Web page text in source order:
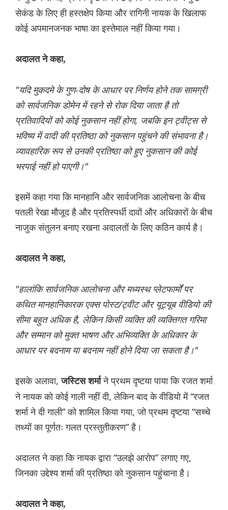
सेकंड के लिए ही हस्तक्षेप किया और रागिनी नायक के खिलाफ
कोई अपमानजनक भाषा का इस्तेमाल नहीं किया गया।
अदालत ने कहा,
"यदि मुकदमे के गुण-दोष के आधार पर निर्णय होने तक सामग्री
को सार्वजनिक डोमेन में रहने से रोक दिया जाता है तो
प्रतिवादियों को कोई नुकसान नहीं होगा, जबकि इन ट्वीट्स से
भविष्य में वादी की प्रतिष्ठा को नुकसान पहुंचने की संभावना है।
व्यावहारिक रूप से उनकी प्रतिष्ठा को हुए नुकसान की कोई
भरपाई नहीं हो पाएगी।"
इसमें कहा गया कि मानहानि और सार्वजनिक आलोचना के बीच
पतली रेखा मौजूद है और प्रतिस्पर्धी दावों और अधिकारों के बीच
नाजुक संतुलन बनाए रखना अदालतों के लिए कठिन कार्य है।
अदालत ने कहा,
"हालांकि सार्वजनिक आलोचना और मध्यस्थ प्लेटफार्मों पर
कथित मानहानिकारक एक्स पोस्ट/ट्वीट और यूट्यूब वीडियो की
सीमा बहुत अधिक है, लेकिन किसी व्यक्ति की व्यक्तिगत गरिमा
और सम्मान को मुक्त भाषण और अभिव्यक्ति के अधिकार के
आधार पर बदनाम या बदनाम नहीं होने दिया जा सकता है।"
इसके अलावा,जस्टिस शर्माने प्रथम दृष्टया पाया कि रजत शर्मा
ने नायक को कोई गाली नहीं दी, लेकिन बाद के वीडियो में “रजत
शर्मा ने दी गाली” को शामिल किया गया, जो प्रथम दृष्टया “सच्चे
तथ्यों का पूर्णतः गलत प्रस्तुतीकरण” है।
अदालत ने कहा कि नायक द्वारा “उलझे आरोप” लगाए गए,
जिनका उद्देश्य शर्मा की प्रतिष्ठा को नुकसान पहुंचाना है।
अदालत ने कहा,